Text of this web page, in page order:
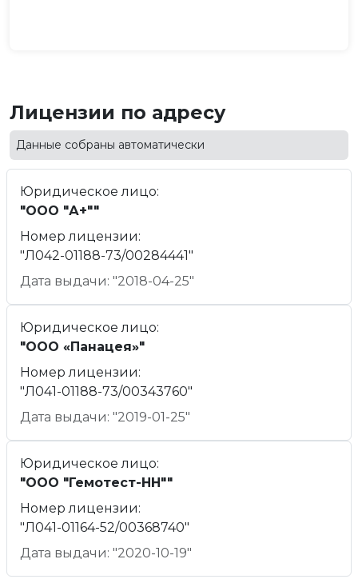
Лицензии по адресу
Данные собраны автоматически
Юридическое лицо:
"ООО "А+""
Номер лицензии:
"Л042-01188-73/00284441"
Дата выдачи: "2018-04-25"
Юридическое лицо:
"ООО «Панацея»"
Номер лицензии:
"Л041-01188-73/00343760"
Дата выдачи: "2019-01-25"
Юридическое лицо:
"ООО "Гемотест-НН""
Номер лицензии:
"Л041-01164-52/00368740"
Дата выдачи: "2020-10-19"